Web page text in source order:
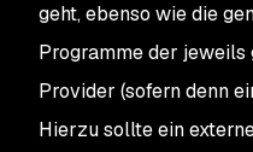
geht, ebenso wie die
Programme der
Provider (sofern denn
Hierzu sollte ein